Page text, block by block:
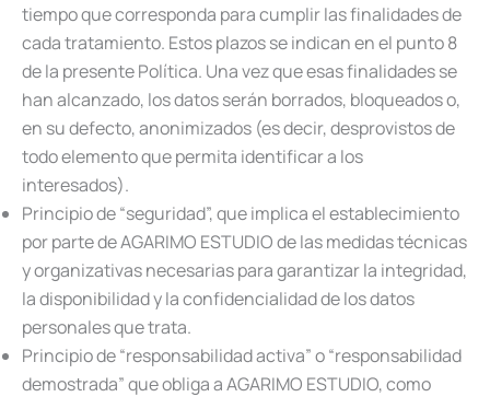
tiempo que corresponda para cumplir las finalidades de
cada tratamiento. Estos plazos se indican en el punto 8
de la presente Política. Una vez que esas finalidades se
han alcanzado, los datos serán borrados, bloqueados o,
en su defecto, anonimizados (es decir, desprovistos de
todo elemento que permita identificar a los
interesados).
Principio de “seguridad”, que implica el establecimiento
por parte de AGARIMO ESTUDIO de las medidas técnicas
y organizativas necesarias para garantizar la integridad,
la disponibilidad y la confidencialidad de los datos
personales que trata.
Principio de “responsabilidad activa” o “responsabilidad
demostrada” que obliga a AGARIMO ESTUDIO, como